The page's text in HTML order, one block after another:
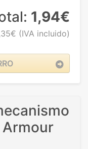
1,94€
(IVA incluido)